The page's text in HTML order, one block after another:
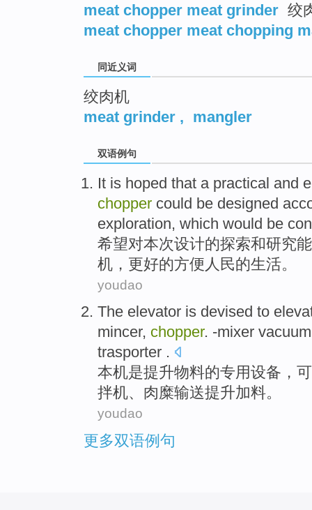
meat chopper meat grinder 绞
meat chopper meat chopping
同近义词
绞肉机
meat grinder , mangler
双语例句
It is hoped that a practical and
chopper could be designed
exploration, which would be
希望对本次设计的探索和研究能
机 ，更好的方便 人民的生活。
youdao
The elevator is devised to
mincer, chopper. -mixer vacuum
trasporter .
本机是提升物料的专用设备，
拌机、 肉糜输送提升加料。
youdao
更多双语例句